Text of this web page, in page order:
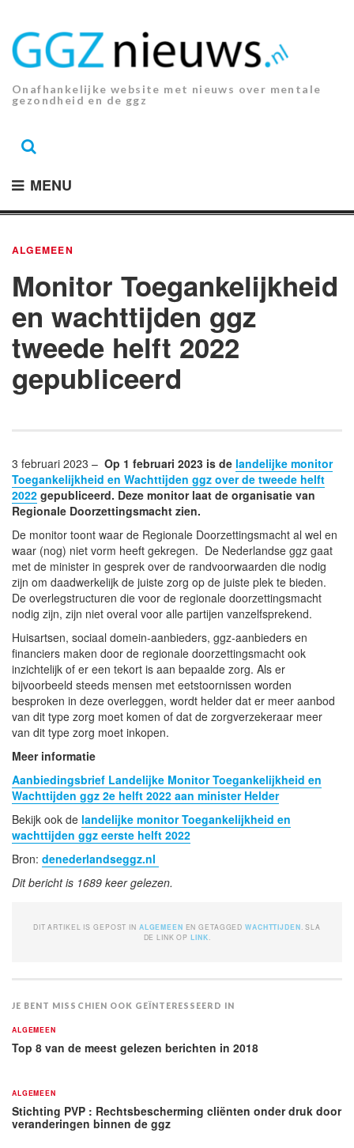
inhoud.
Onafhankelijke website met nieuws over mentale
gezondheid en de ggz
MENU
ALGEMEEN
Monitor Toegankelijkheid
en wachttijden ggz
tweede helft 2022
gepubliceerd
3 februari 2023 – Op 1 februari 2023 is de landelijke monitor
Toegankelijkheid en Wachttijden ggz over de tweede helft
2022 gepubliceerd. Deze monitor laat de organisatie van
Regionale Doorzettingsmacht zien.
De monitor toont waar de Regionale Doorzettingsmacht al wel en
waar (nog) niet vorm heeft gekregen. De Nederlandse ggz gaat
met de minister in gesprek over de randvoorwaarden die nodig
zijn om daadwerkelijk de juiste zorg op de juiste plek te bieden.
De overlegstructuren die voor de regionale doorzettingsmacht
nodig zijn, zijn niet overal voor alle partijen vanzelfsprekend.
Huisartsen, sociaal domein-aanbieders, ggz-aanbieders en
financiers maken door de regionale doorzettingsmacht ook
inzichtelijk of er een tekort is aan bepaalde zorg. Als er
bijvoorbeeld steeds mensen met eetstoornissen worden
besproken in deze overleggen, wordt helder dat er meer aanbod
van dit type zorg moet komen of dat de zorgverzekeraar meer
van dit type zorg moet inkopen.
Meer informatie
Aanbiedingsbrief Landelijke Monitor Toegankelijkheid en
Wachttijden ggz 2e helft 2022 aan minister Helder
Bekijk ook de landelijke monitor Toegankelijkheid en
wachttijden ggz eerste helft 2022
Bron: denederlandseggz.nl
Dit bericht is 1689 keer gelezen.
DIT ARTIKEL IS GEPOST IN ALGEMEEN EN GETAGGEDWACHTTIJDEN . SLA
DE LINK OPLINK
JE BENT MISSCHIEN OOK GEÏNTERESSEERD IN
ALGEMEEN
Top 8 van de meest gelezen berichten in 2018
ALGEMEEN
Stichting PVP : Rechtsbescherming cliënten onder druk door
veranderingen binnen de ggz